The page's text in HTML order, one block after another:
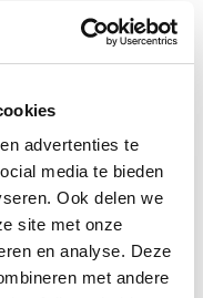
advertenties te
media te bieden
Ook delen we
site met onze
en analyse. Deze
met andere